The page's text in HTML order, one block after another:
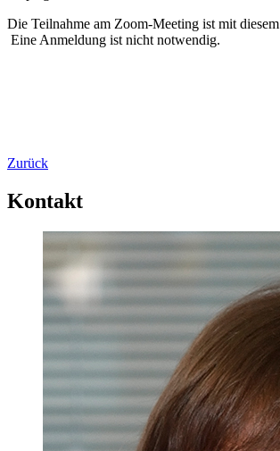
Die Teilnahme am Zoom-Meeting ist mit diesem
Eine Anmeldung ist nicht notwendig.
Zurück
Kontakt